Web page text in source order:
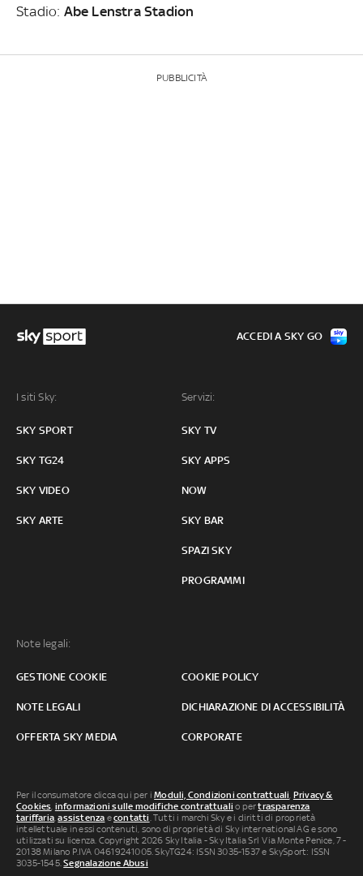
Stadio: Abe Lenstra Stadion
PUBBLICITÀ
I siti Sky:
SKY SPORT
SKY TG24
SKY VIDEO
SKY ARTE
Servizi:
SKY TV
SKY APPS
NOW
SKY BAR
SPAZI SKY
PROGRAMMI
Note legali:
GESTIONE COOKIE COOKIE POLICY
NOTE LEGALI DICHIARAZIONE DI ACCESSIBILITÀ
OFFERTA SKY MEDIA CORPORATE
ACCEDI A SKY GO
Per il consumatore clicca qui per iModuli, Condizioni contrattuali Privacy &
Cookies informazioni sulle modifiche contrattuali o pertrasparenza
tariffaria ,assistenza econtatti . Tutti i marchi Sky e i diritti di proprietà
intellettuale in essi contenuti, sono di proprietà di Sky international AG e sono
utilizzati su licenza. Copyright 2026 Sky Italia - Sky Italia Srl Via Monte Penice, 7 -
20138 Milano P.IVA 04619241005. SkyTG24: ISSN 3035-1537 e SkySport: ISSN
3035-1545.Segnalazione Abusi